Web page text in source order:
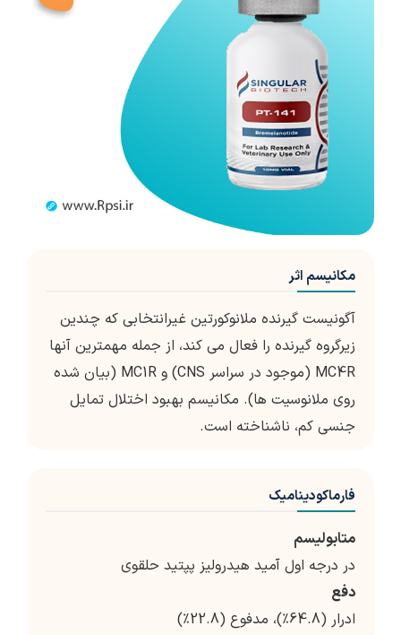
مکانیسم اثر
آگونیست گیرنده ملانوكورتین غیرانتخابی كه چندین
زیرگروه گیرنده را فعال می كند، از جمله مهمترین آنها
MC4R (موجود در سراسر CNS) و MC1R (بیان شده
روی ملانوسیت ها). مکانیسم بهبود اختلال تمایل
جنسی کم، ناشناخته است.
فارماکودینامیک
متابولیسم
در درجه اول آمید هیدرولیز پپتید حلقوی
دفع
ادرار (64.8٪)، مدفوع (22.8٪)